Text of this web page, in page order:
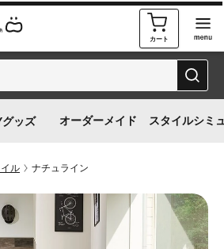
カート
オーダーメイド スタイルシミ
ル ナチュライン